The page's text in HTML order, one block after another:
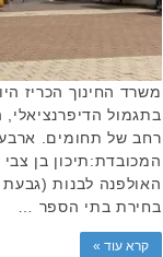
משרד החינוך הכריז
בתגמול הדיפרנציאלי,
רחב של תחומים.
המכובדת:תיכון בן צבי
האולפנה לבנות
בחירת בתי הספר …
קרא עוד »